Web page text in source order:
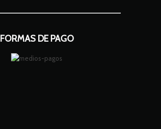
FORMAS DE PAGO